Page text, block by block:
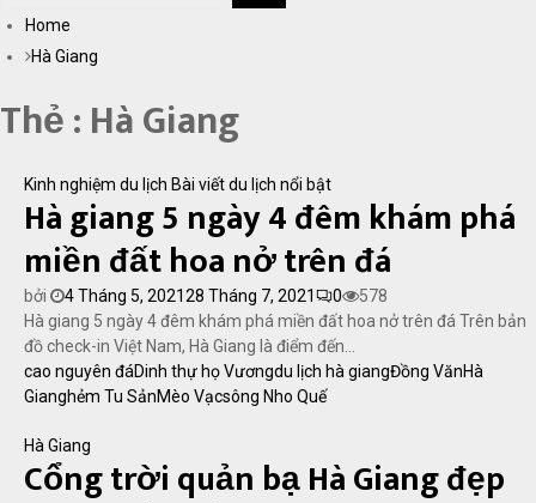
Home
Hà Giang
Thẻ : Hà Giang
Kinh nghiệm du lịch Bài viết du lịch nổi bật
Hà giang 5 ngày 4 đêm khám phá
miền đất hoa nở trên đá
bởi 4 Tháng 5, 202128 Tháng 7, 2021 0
578
Hà giang 5 ngày 4 đêm khám phá miền đất hoa nở trên đá Trên bản
đồ check-in Việt Nam, Hà Giang là điểm đến...
cao nguyên đáDinh thự họ Vươngdu lịch hà giangĐồng VănHà
Gianghẻm Tu SảnMèo Vạcsông Nho Quế
Hà Giang
Cổng trời quản bạ Hà Giang đẹp